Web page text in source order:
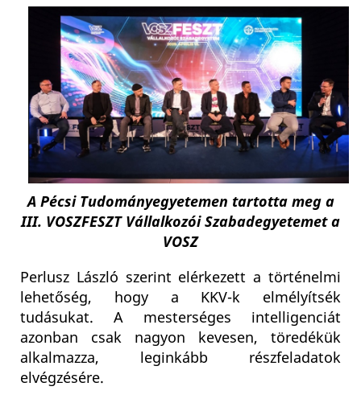
A Pécsi Tudományegyetemen tartotta meg a
III. VOSZFESZT Vállalkozói Szabadegyetemet a
VOSZ
Perlusz László szerint elérkezett a történelmi
lehetőség, hogy a KKV-k elmélyítsék
tudásukat. A mesterséges intelligenciát
azonban csak nagyon kevesen, töredékük
alkalmazza, leginkább részfeladatok
elvégzésére.